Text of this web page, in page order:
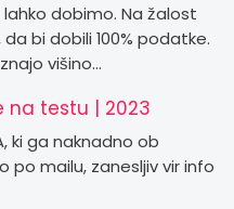
dobimo. Na žalost
bi dobili 100% podatke.
višino…
na testu | 2023
ki ga naknadno ob
po mailu, zanesljiv vir info